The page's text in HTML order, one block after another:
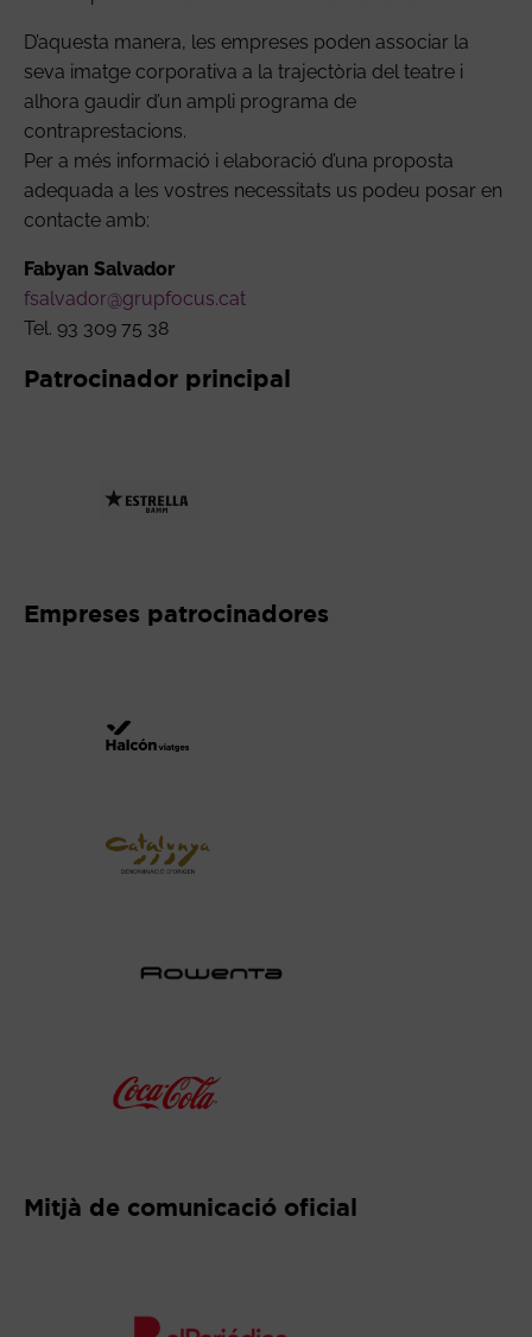
D’aquesta manera, les empreses poden associar la
seva imatge corporativa a la trajectòria del teatre i
alhora gaudir d’un ampli programa de
contraprestacions.
Per a més informació i elaboració d’una proposta
adequada a les vostres necessitats us podeu posar en
contacte amb:
Fabyan Salvador
fsalvador@grupfocus.cat
Tel. 93 309 75 38
Patrocinador principal
Empreses patrocinadores
Mitjà de comunicació oficial